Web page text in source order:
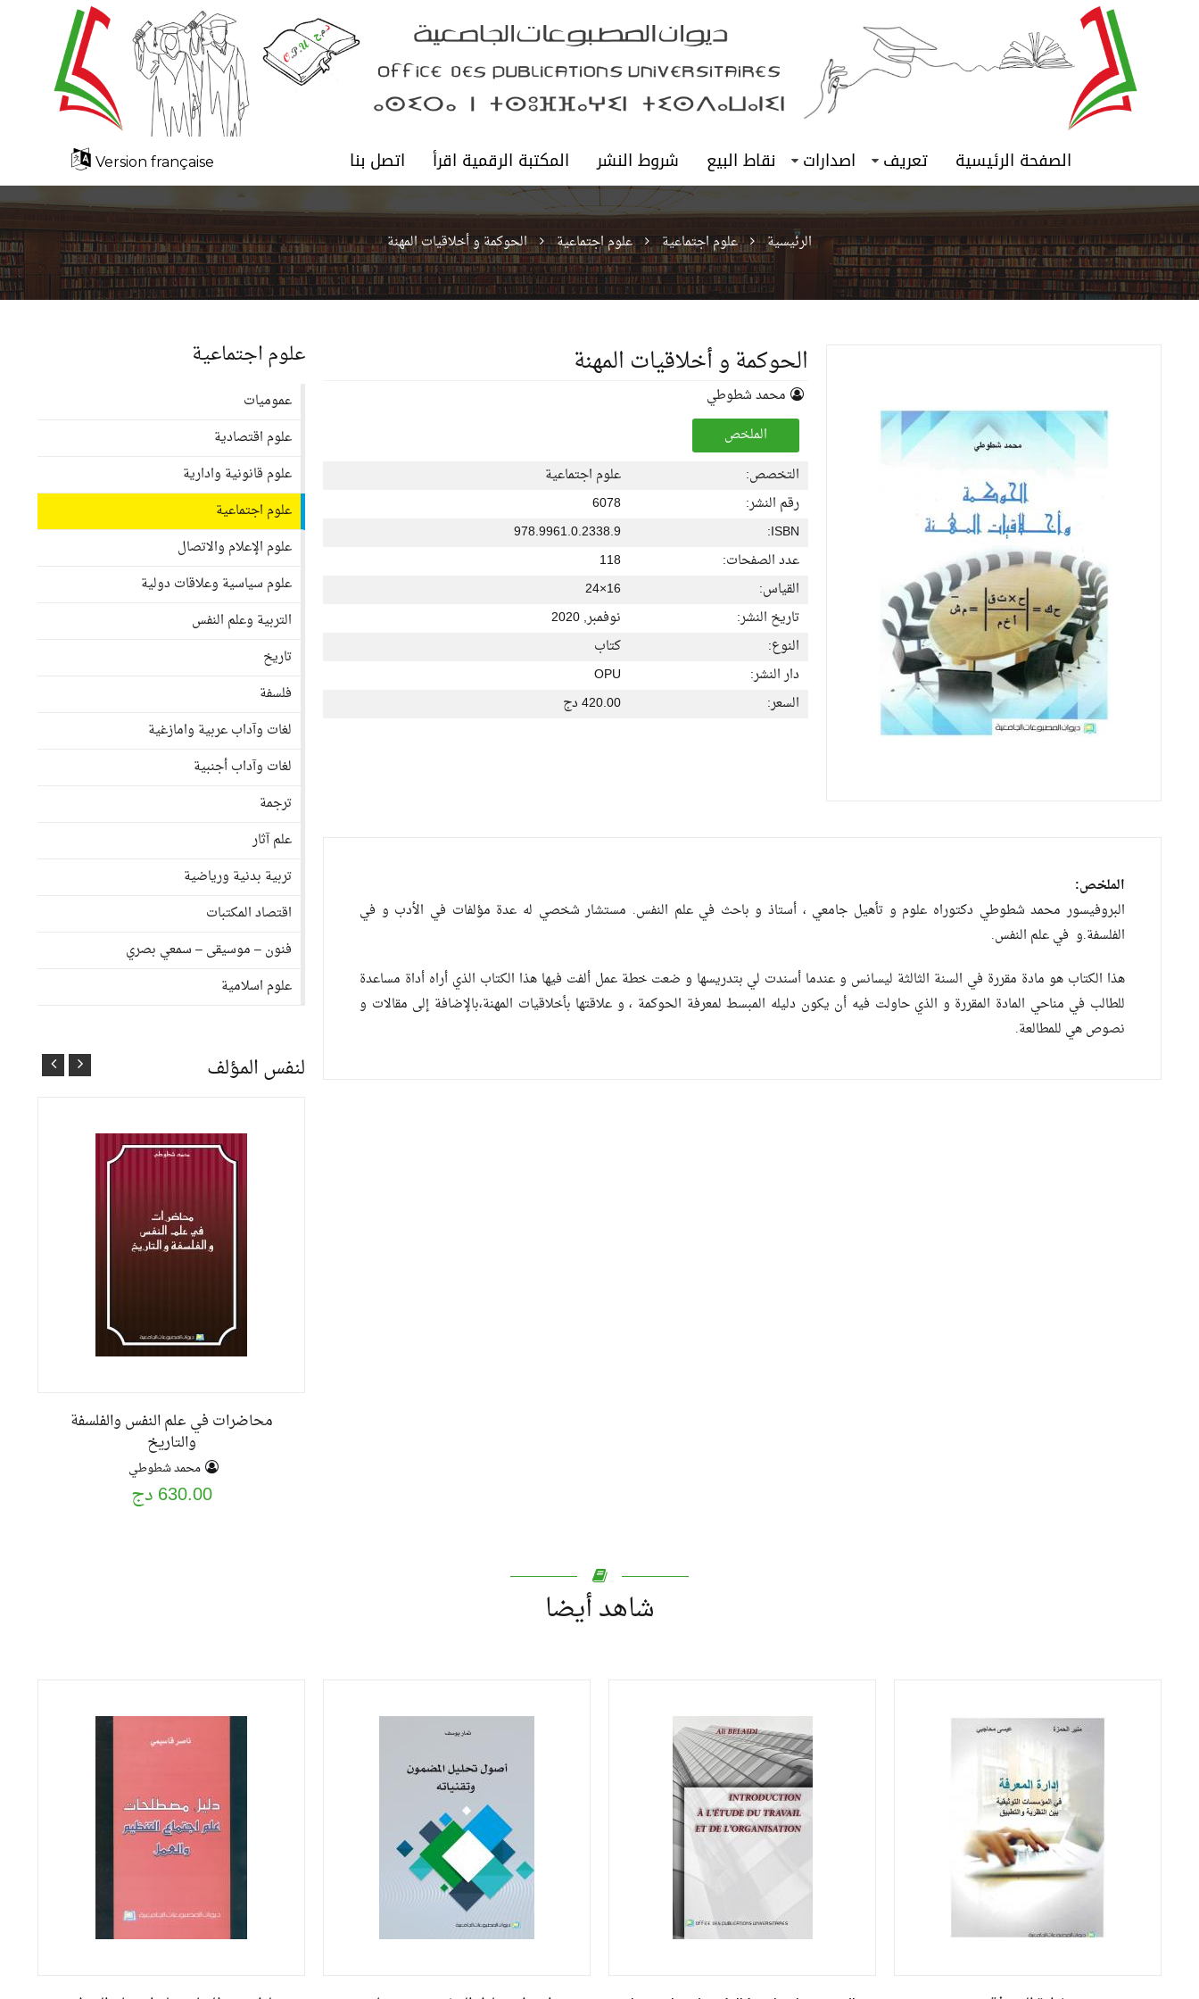
الصفحة الرئيسية تعريف اصدارات نقاط البيع شروط النشر المكتبة الرقمية اقرأ اتصل بنا Version française
الرئيسية علوم اجتماعية علوم اجتماعية الحوكمة و أخلاقيات المهنة
الحوكمة و أخلاقيات المهنة
محمد شطوطي
الملخص
التخصص:
علوم اجتماعية
رقم النشر:
6078
ISBN:
978.9961.0.2338.9
عدد الصفحات:
118
القياس:
16×24
تاريخ النشر:
نوفمبر, 2020
النوع:
كتاب
دار النشر:
OPU
السعر:
420.00 دج
الملخص:
البروفيسور محمد شطوطي دكتوراه علوم و تأهيل جامعي ، أستاذ و باحث في علم النفس. مستشار شخصي له عدة مؤلفات في الأدب و في
الفلسفة.و في علم النفس.
هذا الكتاب هو مادة مقررة في السنة الثالثة ليسانس و عندما أسندت لي بتدريسها و ضعت خطة عمل ألفت فيها هذا الكتاب الذي أراه أداة مساعدة
للطالب في مناحي المادة المقررة و الذي حاولت فيه أن يكون دليله المبسط لمعرفة الحوكمة ، و علاقتها بأخلاقيات المهنة،بالإضافة إلى مقالات و
نصوص هي للمطالعة.
علوم اجتماعية
عموميات
علوم اقتصادية
علوم قانونية وادارية
علوم اجتماعية
علوم الإعلام والاتصال
علوم سياسية وعلاقات دولية
التربية وعلم النفس
تاريخ
فلسفة
لغات وآداب عربية وامازغية
لغات وآداب أجنبية
ترجمة
علم آثار
تربية بدنية ورياضية
اقتصاد المكتبات
فنون – موسيقى – سمعي بصري
علوم اسلامية
لنفس المؤلف
محاضرات في علم النفس والفلسفة
والتاريخ
محمد شطوطي
630.00 دج
شاهد أيضا